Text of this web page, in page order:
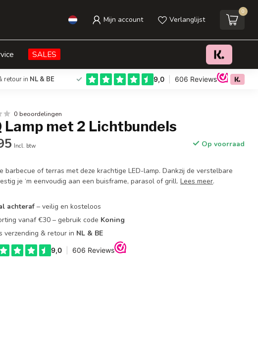
Mijn account Verlanglijst
0
SALES
retour in NL & BE
Toevoegen aan winkelwagen
0 beoordelingen
Lamp met 2 Lichtbundels
Incl. btw Op voorraad
barbecue of terras met deze krachtige LED-lamp. Dankzij de verstelbare
je ‘m eenvoudig aan een buisframe, parasol of grill.Lees meer.
achteraf – veilig en kosteloos
vanaf €30 – gebruik code Koning
verzending & retour in NL & BE